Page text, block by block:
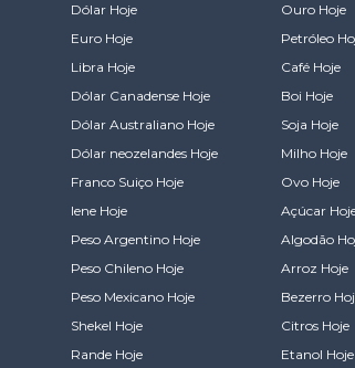
Dólar Hoje
Euro Hoje
Libra Hoje
Dólar Canadense Hoje
Dólar Australiano Hoje
Dólar neozelandes Hoje
Franco Suiço Hoje
Iene Hoje
Peso Argentino Hoje
Peso Chileno Hoje
Peso Mexicano Hoje
Shekel Hoje
Rande Hoje
Ouro Hoje
Petróleo
Café Hoje
Boi Hoje
Soja Hoje
Milho Hoje
Ovo Hoje
Açúcar
Algodão
Arroz Hoje
Bezerro
Citros Hoje
Etanol Hoje